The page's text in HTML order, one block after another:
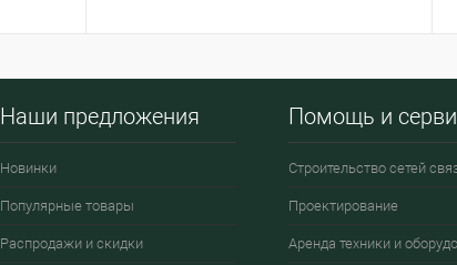
Наши предложения
Новинки
Популярные товары
Распродажи и скидки
Помощь и
Строительство сетей
Проектирование
Аренда техники и